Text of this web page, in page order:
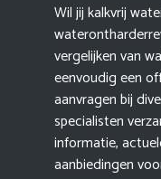
Wil jij kalkvrij
vergelijken van
eenvoudig een
aanvragen bij
specialisten
informatie,
aanbiedingen